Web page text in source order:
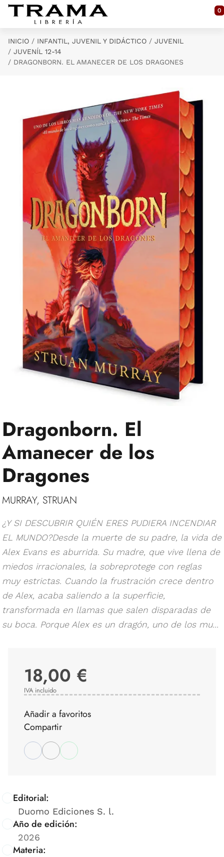
Saltar al contenido principal
0
INICIO INFANTIL, JUVENIL Y DIDÁCTICO
JUVENIL
JUVENÍL 12-14
DRAGONBORN. EL AMANECER DE LOS DRAGONES
Dragonborn. El
Amanecer de los
Dragones
MURRAY, STRUAN
¿Y SI DESCUBRIR QUIÉN ERES PUDIERA INCENDIAR
EL MUNDO?Desde la muerte de su padre, la vida de
Alex Evans es aburrida. Su madre, que vive llena de
miedos irracionales, la sobreprotege con reglas
muy estrictas. Cuando la frustración crece dentro
de Alex, acaba saliendo a la superficie,
transformada en llamas que salen disparadas de
su boca. Porque Alex es un dragón, uno de los mu...
Editorial:
Duomo Ediciones S. l.
Año de edición:
2026
Materia:
18,00 €
IVA incluido
Añadir a favoritos
Compartir